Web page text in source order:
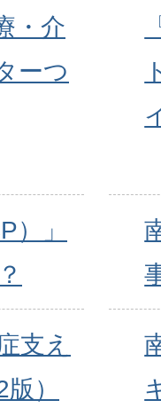
・介
ーつ
）」
支え
）